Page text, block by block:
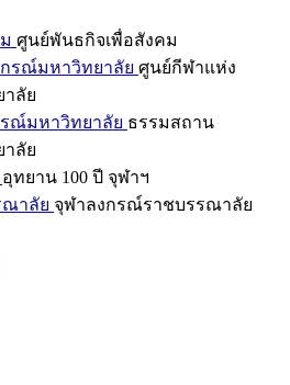
ศูนย์พันธกิจเพื่อสังคม
รณ์มหาวิทยาลัย ศูนย์กีฬาแห่ง
ลัย
ณ์มหาวิทยาลัย ธรรมสถาน
ลัย
อุทยาน 100 ปี จุฬาฯ
ณาลัย จุฬาลงกรณ์ราชบรรณาลัย